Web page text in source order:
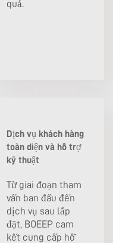
quả.
Dịch vụ khách hàng
toàn diện và hỗ trợ
kỹ thuật
Từ giai đoạn tham
vấn ban đầu đến
dịch vụ sau lắp
đặt, BOEEP cam
kết cung cấp hỗ